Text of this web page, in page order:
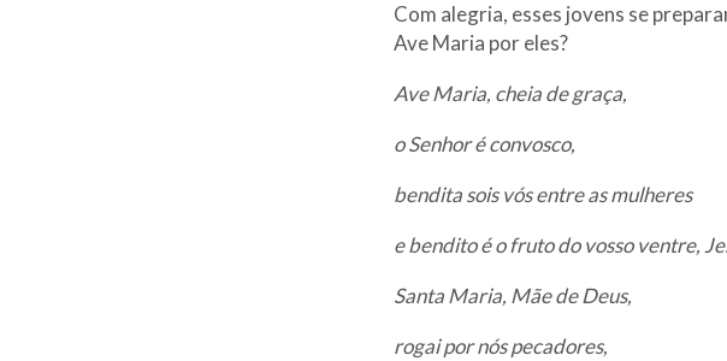
Com alegria, esses jovens se
Ave Maria por eles?
Ave Maria, cheia de graça,
o Senhor é convosco,
bendita sois vós entre as mulheres
e bendito é o fruto do vosso ventre,
Santa Maria, Mãe de Deus,
rogai por nós pecadores,